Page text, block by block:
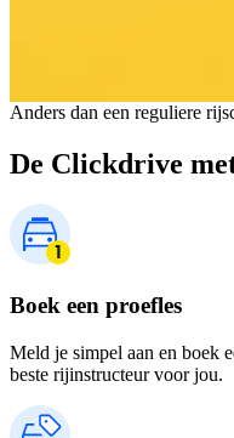
Anders dan een reguliere
De Clickdrive
Boek een proefles
Meld je simpel aan en boek
beste rijinstructeur voor jou.